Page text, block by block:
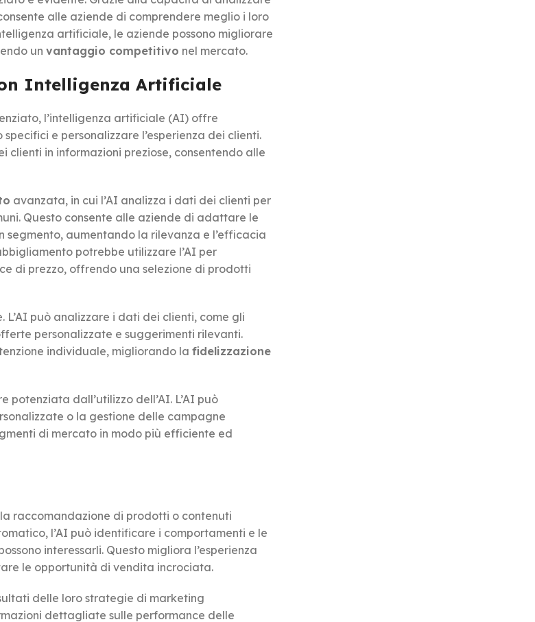
alle aziende di comprendere meglio i loro
artificiale, le aziende possono migliorare
un vantaggio competitivo nel mercato.
Intelligenza Artificiale
l’intelligenza artificiale (AI) offre
e personalizzare l’esperienza dei clienti.
clienti in informazioni preziose, consentendo alle
avanzata, in cui l’AI analizza i dati dei clienti per
Questo consente alle aziende di adattare le
aumentando la rilevanza e l’efficacia
potrebbe utilizzare l’AI per
di prezzo, offrendo una selezione di prodotti
L’AI può analizzare i dati dei clienti, come gli
personalizzate e suggerimenti rilevanti.
individuale, migliorando la fidelizzazione
potenziata dall’utilizzo dell’AI. L’AI può
o la gestione delle campagne
di mercato in modo più efficiente ed
raccomandazione di prodotti o contenuti
l’AI può identificare i comportamenti e le
interessarli. Questo migliora l’esperienza
le opportunità di vendita incrociata.
delle loro strategie di marketing
dettagliate sulle performance delle